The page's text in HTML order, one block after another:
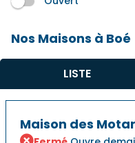
Nos Maisons à Boé
LISTE
Maison des